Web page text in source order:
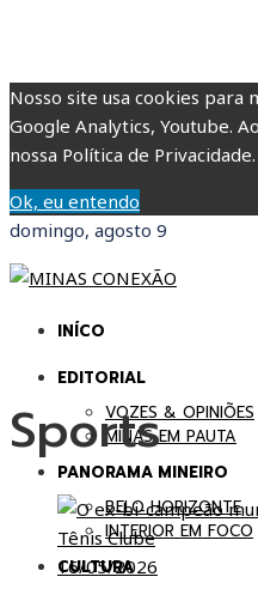
Nosso site usa cookies
Google Analytics, Youtube.
nossa Política de Privacidade.
Ok, eu entendo
domingo, agosto 9
INÍCO
EDITORIAL
VOZES & OPINIÕES
MINAS EM PAUTA
PANORAMA MINEIRO
BELO HORIZONTE
INTERIOR EM FOCO
CULTURA
Sports
16/05/2026